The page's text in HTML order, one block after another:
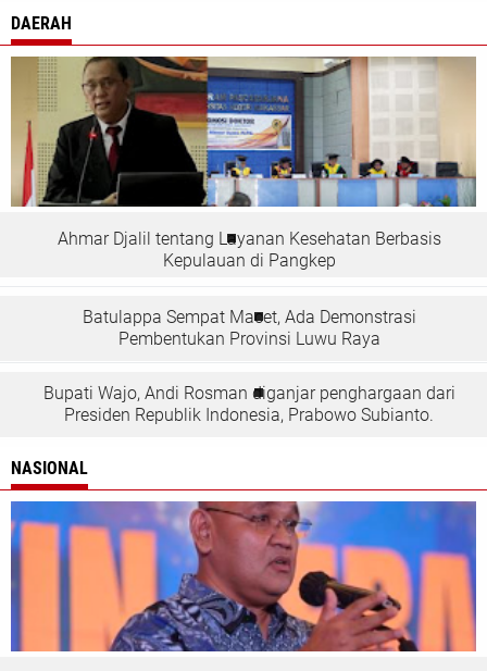
DAERAH
Ahmar Djalil tentang Layanan Kesehatan Berbasis
Kepulauan di Pangkep
Batulappa Sempat Macet, Ada Demonstrasi
Pembentukan Provinsi Luwu Raya
Bupati Wajo, Andi Rosman diganjar penghargaan dari
Presiden Republik Indonesia, Prabowo Subianto.
NASIONAL